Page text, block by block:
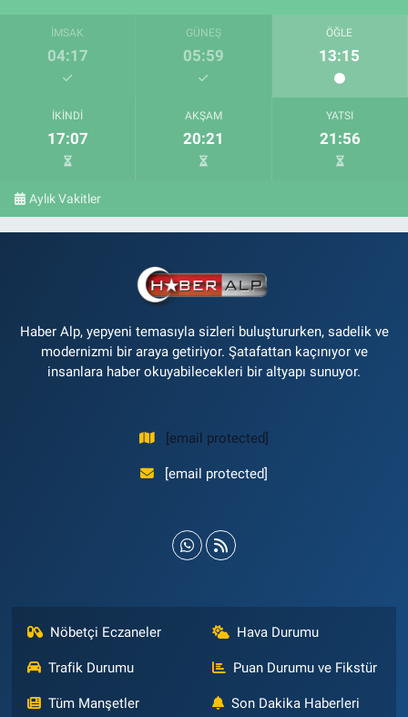
İMSAK
04:17
GÜNEŞ
05:59
ÖĞLE
13:15
İKINDI
17:07
AKŞAM
20:21
YATSI
21:56
Aylık Vakitler
Haber Alp, yepyeni temasıyla sizleri buluştururken, sadelik ve
modernizmi bir araya getiriyor. Şatafattan kaçınıyor ve
insanlara haber okuyabilecekleri bir altyapı sunuyor.
[email protected]
[email protected]
Nöbetçi Eczaneler Hava Durumu
Trafik Durumu Puan Durumu ve Fikstür
Tüm Manşetler Son Dakika Haberleri